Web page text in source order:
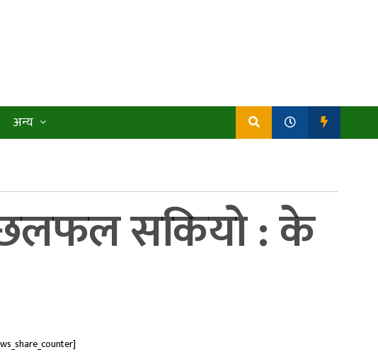
अन्य
छलफल सकियो : के